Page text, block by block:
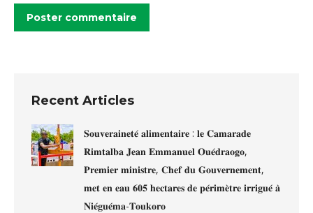
Poster commentaire
Recent Articles
𝐒𝐨𝐮𝐯𝐞𝐫𝐚𝐢𝐧𝐞𝐭𝐞́ 𝐚𝐥𝐢𝐦𝐞𝐧𝐭𝐚𝐢𝐫𝐞 : 𝐥𝐞 𝐂𝐚𝐦𝐚𝐫𝐚𝐝𝐞
𝐑𝐢𝐦𝐭𝐚𝐥𝐛𝐚 𝐉𝐞𝐚𝐧 𝐄𝐦𝐦𝐚𝐧𝐮𝐞𝐥 𝐎𝐮𝐞́𝐝𝐫𝐚𝐨𝐠𝐨,
𝐏𝐫𝐞𝐦𝐢𝐞𝐫 𝐦𝐢𝐧𝐢𝐬𝐭𝐫𝐞, 𝐂𝐡𝐞𝐟 𝐝𝐮 𝐆𝐨𝐮𝐯𝐞𝐫𝐧𝐞𝐦𝐞𝐧𝐭,
𝐦𝐞𝐭 𝐞𝐧 𝐞𝐚𝐮 𝟔𝟎𝟓 𝐡𝐞𝐜𝐭𝐚𝐫𝐞𝐬 𝐝𝐞 𝐩𝐞́𝐫𝐢𝐦𝐞̀𝐭𝐫𝐞 𝐢𝐫𝐫𝐢𝐠𝐮𝐞́ 𝐚̀
𝐍𝐢𝐞́𝐠𝐮𝐞́𝐦𝐚-𝐓𝐨𝐮𝐤𝐨𝐫𝐨